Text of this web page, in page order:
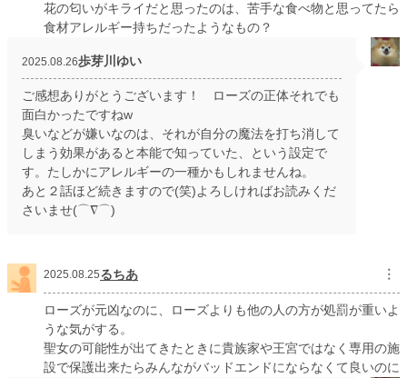
花の匂いがキライだと思ったのは、苦手な食べ物と思ってたら
食材アレルギー持ちだったようなもの？
2025.08.26歩芽川ゆい
ご感想ありがとうございます！ ローズの正体それでも
面白かったですねw
臭いなどが嫌いなのは、それが自分の魔法を打ち消して
しまう効果があると本能で知っていた、という設定で
す。たしかにアレルギーの一種かもしれませんね。
あと２話ほど続きますので(笑)よろしければお読みくだ
さいませ(⌒∇⌒)
2025.08.25るちあ ︙
ローズが元凶なのに、ローズよりも他の人の方が処罰が重いよ
うな気がする。
聖女の可能性が出てきたときに貴族家や王宮ではなく専用の施
設で保護出来たらみんながバッドエンドにならなくて良いのに